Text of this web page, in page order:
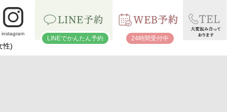
instagram
LINEでかんたん予約 24時間受付中
性)